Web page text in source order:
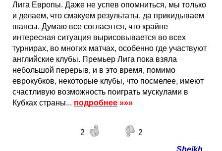
Лига Европы. Даже не успев опомниться, мы только
и делаем, что смакуем результаты, да прикидываем
шансы. Думаю все согласятся, что крайне
интересная ситуация вырисовывается во всех
турнирах, во многих матчах, особенно где участвуют
английские клубы. Премьер Лига пока взяла
небольшой перерыв, и в это время, помимо
еврокубков, некоторые клубы, что посмелее, имеют
счастливую возможность поиграть мускулами в
Кубках страны... подробнее »»»
2
2
Sheikh